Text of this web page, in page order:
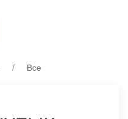
Все